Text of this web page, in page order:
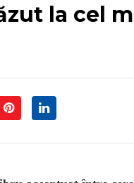
la cel